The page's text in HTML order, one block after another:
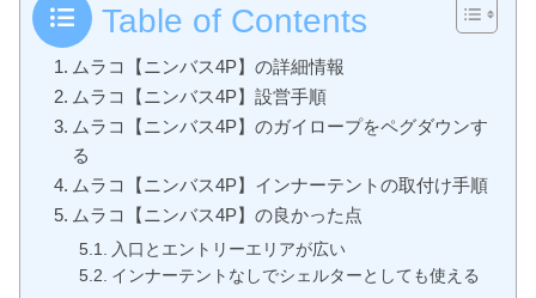
Table of Contents
ムラコ【ニンバス4P】の詳細情報
ムラコ【ニンバス4P】設営手順
ムラコ【ニンバス4P】のガイロープをペグダウンす
る
ムラコ【ニンバス4P】インナーテントの取付け手順
ムラコ【ニンバス4P】の良かった点
入口とエントリーエリアが広い
インナーテントなしでシェルターとしても使える